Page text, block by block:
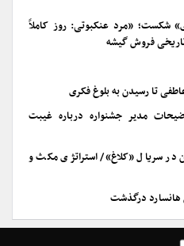
شکست؛ «مرد عنکبوتی: روز کاملاً
فروش گیشه
تا رسیدن به بلوغ فکری
فیلم ونیز ۲۰۲۶؛ توضیحات مدیر جشنواره درباره غیبت
در سریال «کلاغ»/ استراتژی مکث و
هانسارد درگذشت